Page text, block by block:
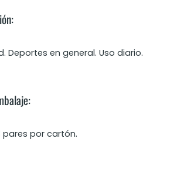
Deportes en general. Uso diario.
pares por cartón.